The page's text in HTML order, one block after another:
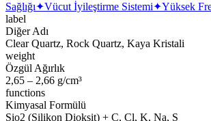
Sağlığı✦Vücut İyileştirme Sistemi✦Yüksek
label
Diğer Adı
Clear Quartz, Rock Quartz, Kaya Kristali
weight
Özgül Ağırlık
2,65 – 2,66 g/cm³
functions
Kimyasal Formülü
Sio2 (Silikon Dioksit) + C, Cl, K, Na, S